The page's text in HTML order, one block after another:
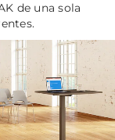
de una sola